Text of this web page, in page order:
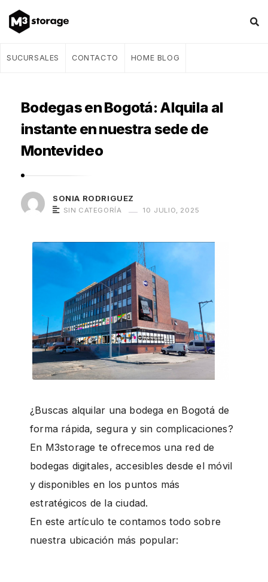
M
SUCURSALES CONTACTO HOME BLOG
Bodegas en Bogotá: Alquila al
instante en nuestra sede de
Montevideo
SONIA RODRIGUEZ
SIN CATEGORÍA 10 JULIO, 2025
¿Buscas alquilar una bodega en Bogotá de
forma rápida, segura y sin complicaciones?
En M3storage te ofrecemos una red de
bodegas digitales, accesibles desde el móvil
y disponibles en los puntos más
estratégicos de la ciudad.
En este artículo te contamos todo sobre
nuestra ubicación más popular: